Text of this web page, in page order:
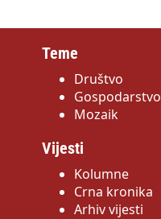
Teme
Društvo
Gospodarstvo
Mozaik
Vijesti
Kolumne
Crna kronika
Arhiv vijesti